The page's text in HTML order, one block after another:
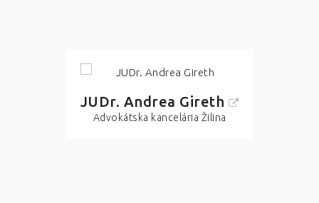
JUDr. Andrea Gireth
Advokátska kancelária Žilina